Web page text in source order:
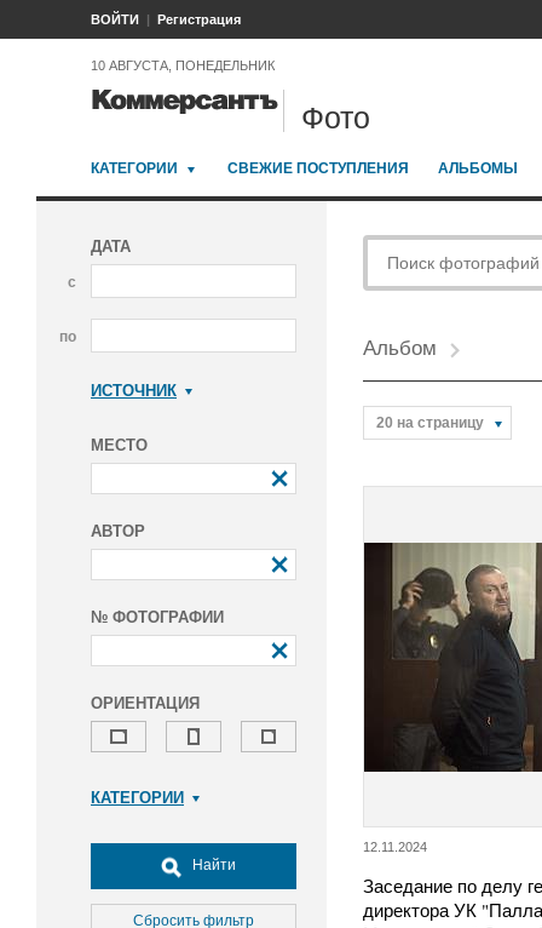
ВОЙТИ Регистрация
10 АВГУСТА, ПОНЕДЕЛЬНИК
Фото
КАТЕГОРИИ СВЕЖИЕ ПОСТУПЛЕНИЯ АЛЬБОМЫ
ДАТА
с
по
ИСТОЧНИК
МЕСТО
АВТОР
№ ФОТОГРАФИИ
ОРИЕНТАЦИЯ
КАТЕГОРИИ
Досуг, туризм и отдых
Культура
Медицина
Найти
Сбросить фильтр
Альбом
20 на страницу
12.11.2024
Заседание по делу
директора УК